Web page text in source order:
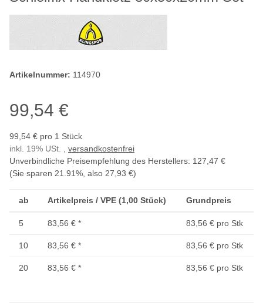
Artikelnummer: 114970
99,54 €
99,54 € pro 1 Stück
inkl. 19% USt. , versandkostenfrei
Unverbindliche Preisempfehlung des Herstellers: 127,47 €
(Sie sparen 21.91% , also 27,93 €)
ab Artikelpreis / VPE (1,00 Stück) Grundpreis
5 83,56 € * 83,56 € pro Stk
10 83,56 € * 83,56 € pro Stk
20 83,56 € * 83,56 € pro Stk